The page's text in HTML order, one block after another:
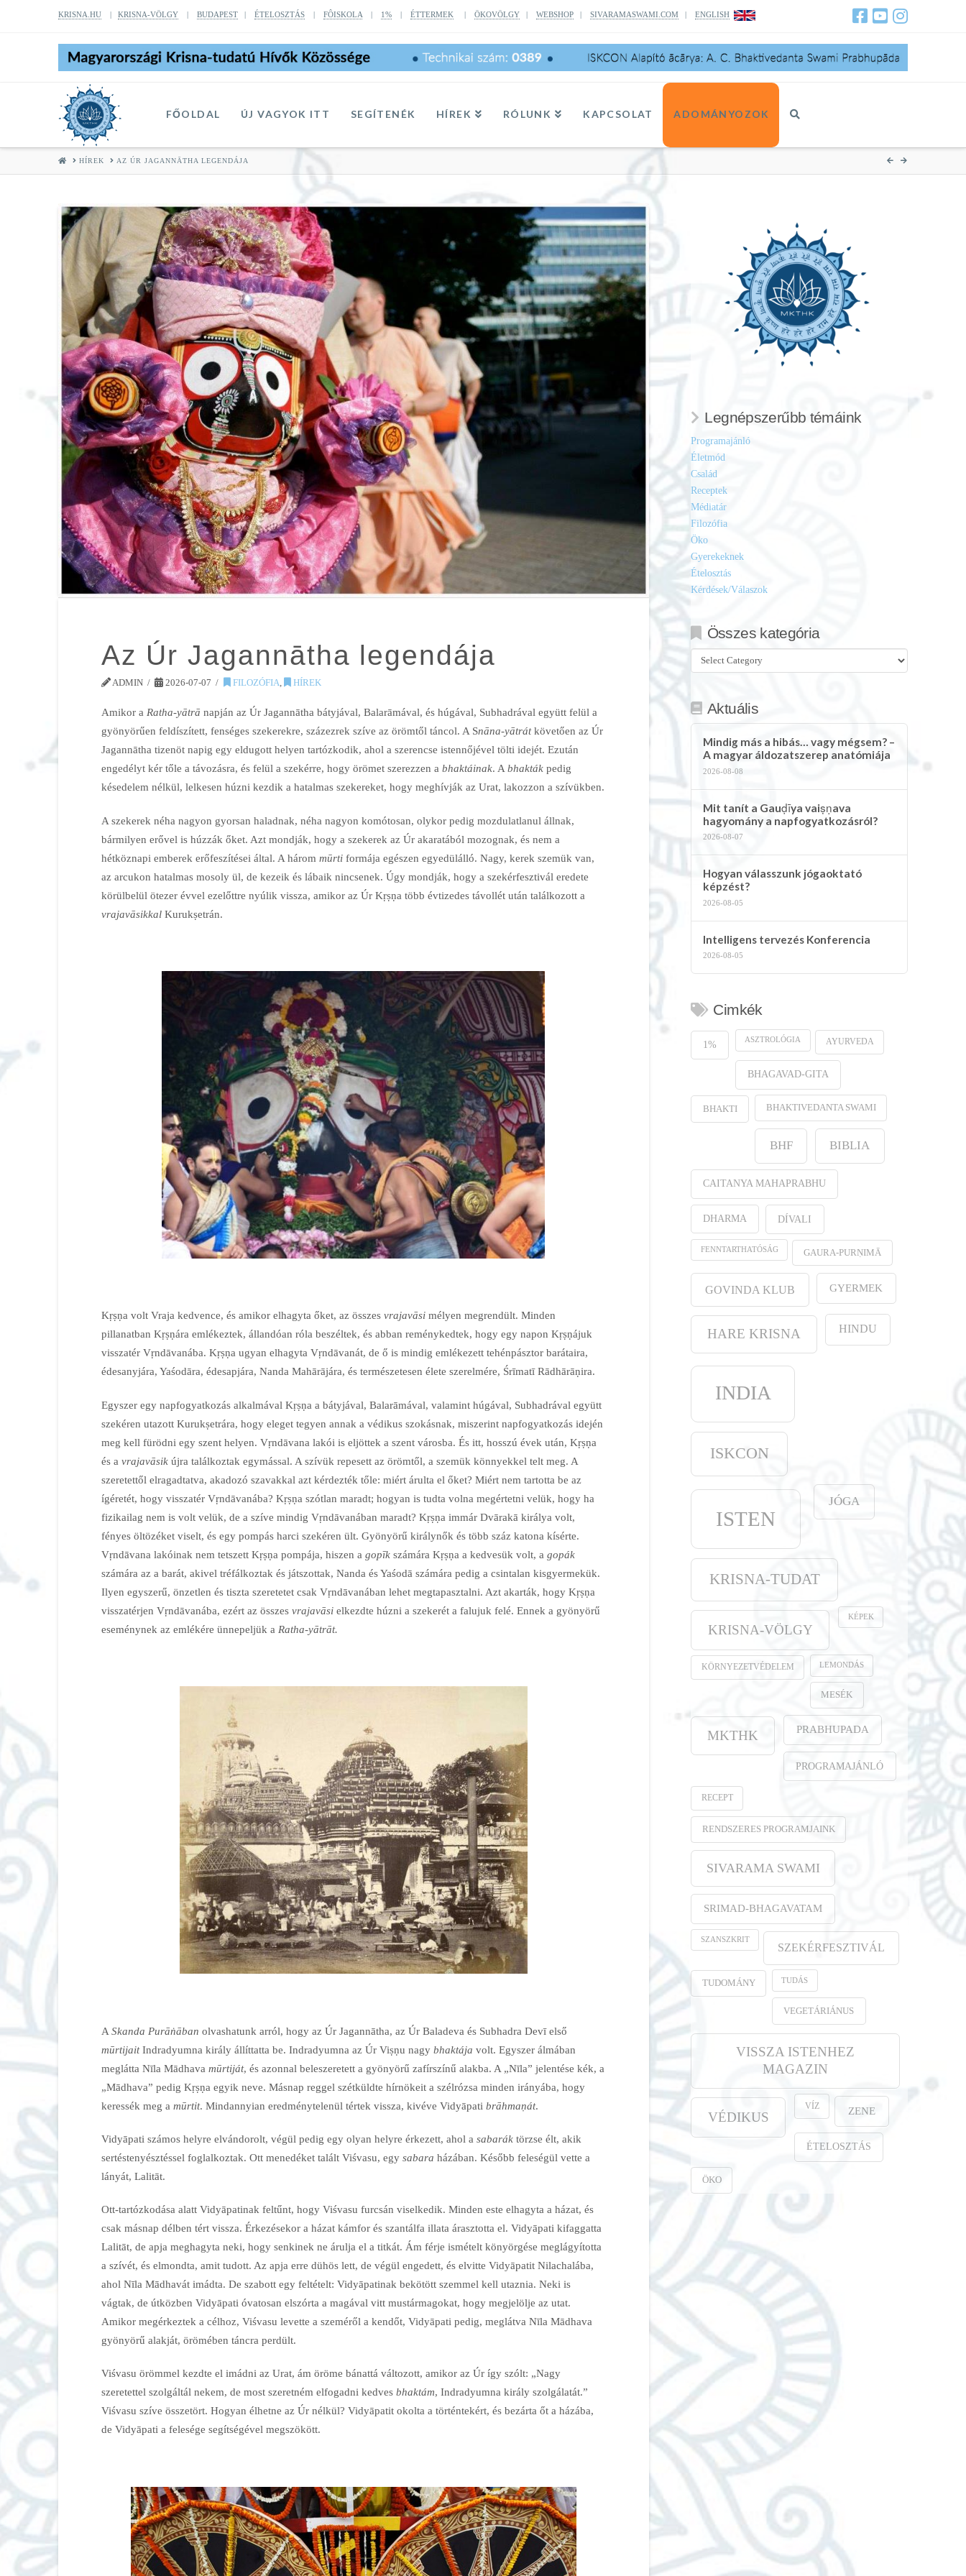
KRISNA.HU| KRISNA-VÖLGY| BUDAPEST| ÉTELOSZTÁS| FÔISKOLA| 1%| ÉTTERMEK | ÖKOVÖLGY| WEBSHOP| SIVARAMASWAMI.COM| ENGLISH
FŐOLDAL ÚJ VAGYOK ITT SEGÍTENÉK HÍREK RÓLUNK KAPCSOLAT ADOMÁNYOZOK
HOMEHÍREK AZ ÚR JAGANNĀTHA LEGENDÁJA
Az Úr Jagannātha legendája
ADMIN 2026-07-07 FILOZÓFIA, HÍREK
Amikor a Ratha-yātrā napján az Úr Jagannātha bátyjával, Balarāmával, és húgával, Subhadrával együtt felül a
gyönyörűen feldíszített, fenséges szekerekre, százezrek szíve az örömtől táncol. A Snāna-yātrátkövetően az Úr
Jagannātha tizenöt napig egy eldugott helyen tartózkodik, ahol a szerencse istennőjével tölti idejét. Ezután
engedélyt kér tőle a távozásra, és felül a szekérre, hogy örömet szerezzen a bhaktáinak. A bhaktákpedig
késedelem nélkül, lelkesen húzni kezdik a hatalmas szekereket, hogy meghívják az Urat, lakozzon a szívükben.
A szekerek néha nagyon gyorsan haladnak, néha nagyon komótosan, olykor pedig mozdulatlanul állnak,
bármilyen erővel is húzzák őket. Azt mondják, hogy a szekerek az Úr akaratából mozognak, és nem a
hétköznapi emberek erőfeszítései által. A három mūrtiformája egészen egyedülálló. Nagy, kerek szemük van,
az arcukon hatalmas mosoly ül, de kezeik és lábaik nincsenek. Úgy mondják, hogy a szekérfesztivál eredete
körülbelül ötezer évvel ezelőttre nyúlik vissza, amikor az Úr Kṛṣṇa több évtizedes távollét után találkozott a
vrajavāsikkalKurukṣetrán.
Kṛṣṇa volt Vraja kedvence, és amikor elhagyta őket, az összes vrajavāsimélyen megrendült. Minden
pillanatban Kṛṣṇára emlékeztek, állandóan róla beszéltek, és abban reménykedtek, hogy egy napon Kṛṣṇájuk
visszatér Vṛndāvanába. Kṛṣṇa ugyan elhagyta Vṛndāvanát, de ő is mindig emlékezett tehénpásztor barátaira,
édesanyjára, Yaśodāra, édesapjára, Nanda Mahārājára, és természetesen élete szerelmére, Śrīmatī Rādhārāṇira.
Egyszer egy napfogyatkozás alkalmával Kṛṣṇa a bátyjával, Balarāmával, valamint húgával, Subhadrával együtt
szekéren utazott Kurukṣetrára, hogy eleget tegyen annak a védikus szokásnak, miszerint napfogyatkozás idején
meg kell fürödni egy szent helyen. Vṛndāvana lakói is eljöttek a szent városba. És itt, hosszú évek után, Kṛṣṇa
és a vrajavāsikújra találkoztak egymással. A szívük repesett az örömtől, a szemük könnyekkel telt meg. A
szeretettől elragadtatva, akadozó szavakkal azt kérdezték tőle: miért árulta el őket? Miért nem tartotta be az
ígéretét, hogy visszatér Vṛndāvanába? Kṛṣṇa szótlan maradt; hogyan is tudta volna megértetni velük, hogy ha
fizikailag nem is volt velük, de a szíve mindig Vṛndāvanában maradt? Kṛṣṇa immár Dvārakā királya volt,
fényes öltözéket viselt, és egy pompás harci szekéren ült. Gyönyörű királynők és több száz katona kísérte.
Vṛndāvana lakóinak nem tetszett Kṛṣṇa pompája, hiszen a gopīkszámára Kṛṣṇa a kedvesük volt, a gopák
számára az a barát, akivel tréfálkoztak és játszottak, Nanda és Yaśodā számára pedig a csintalan kisgyermekük.
Ilyen egyszerű, önzetlen és tiszta szeretetet csak Vṛndāvanában lehet megtapasztalni. Azt akarták, hogy Kṛṣṇa
visszatérjen Vṛndāvanába, ezért az összes vrajavāsielkezdte húzni a szekerét a falujuk felé. Ennek a gyönyörű
eseménynek az emlékére ünnepeljük a Ratha-yātrāt.
A Skanda Purāṅāban olvashatunk arról, hogy az Úr Jagannātha, az Úr Baladeva és Subhadra Devī első
mūrtijaitIndradyumna király állíttatta be. Indradyumna az Úr Viṣṇu nagy bhaktája volt. Egyszer álmában
meglátta Nīla Mādhava mūrtiját, és azonnal beleszeretett a gyönyörű zafírszínű alakba. A „Nīla” jelentése kék, a
„Mādhava” pedig Kṛṣṇa egyik neve. Másnap reggel szétküldte hírnökeit a szélrózsa minden irányába, hogy
keressék meg a mūrtit. Mindannyian eredménytelenül tértek vissza, kivéve Vidyāpati brāhmaṇát.
Vidyāpati számos helyre elvándorolt, végül pedig egy olyan helyre érkezett, ahol a sabarák törzse élt, akik
sertéstenyésztéssel foglalkoztak. Ott menedéket talált Viśvasu, egy sabara házában. Később feleségül vette a
lányát, Lalitāt.
Ott-tartózkodása alatt Vidyāpatinak feltűnt, hogy Viśvasu furcsán viselkedik. Minden este elhagyta a házat, és
csak másnap délben tért vissza. Érkezésekor a házat kámfor és szantálfa illata árasztotta el. Vidyāpati kifaggatta
Lalitāt, de apja meghagyta neki, hogy senkinek ne árulja el a titkát. Ám férje ismételt könyörgése meglágyította
a szívét, és elmondta, amit tudott. Az apja erre dühös lett, de végül engedett, és elvitte Vidyāpatit Nilachalába,
ahol Nīla Mādhavát imádta. De szabott egy feltételt: Vidyāpatinak bekötött szemmel kell utaznia. Neki is
vágtak, de útközben Vidyāpati óvatosan elszórta a magával vitt mustármagokat, hogy megjelölje az utat.
Amikor megérkeztek a célhoz, Viśvasu levette a szeméről a kendőt, Vidyāpati pedig, meglátva Nīla Mādhava
gyönyörű alakját, örömében táncra perdült.
Viśvasu örömmel kezdte el imádni az Urat, ám öröme bánattá változott, amikor az Úr így szólt: „Nagy
szeretettel szolgáltál nekem, de most szeretném elfogadni kedves bhaktám, Indradyumna király szolgálatát.”
Viśvasu szíve összetört. Hogyan élhetne az Úr nélkül? Vidyāpatit okolta a történtekért, és bezárta őt a házába,
de Vidyāpati a felesége segítségével megszökött.
Legnépszerűbb témáink
Programajánló
Életmód
Család
Receptek
Médiatár
Filozófia
Öko
Gyerekeknek
Ételosztás
Kérdések/Válaszok
Összes kategória
Összes
kategória
Aktuális
Mindig más a hibás… vagy mégsem? –
A magyar áldozatszerep anatómiája
2026-08-08
Mit tanít a Gauḍīya vaiṣṇava
hagyomány a napfogyatkozásról?
2026-08-07
Hogyan válasszunk jógaoktató
képzést?
2026-08-05
Intelligens tervezés Konferencia
2026-08-05
Cimkék
1% ASZTROLÓGIA AYURVEDA
BHAGAVAD-GITA
BHAKTI BHAKTIVEDANTA SWAMI
BHF BIBLIA
CAITANYA MAHAPRABHU
DHARMA DÍVALI
FENNTARTHATÓSÁG GAURA-PURṆIMĀ
GOVINDA KLUB GYERMEK
HARE KRISNA HINDU
INDIA
ISKCON
ISTEN
JÓGA
KRISNA-TUDAT
KRISNA-VÖLGY
KÉPEK
KÖRNYEZETVÉDELEM LEMONDÁS
MESÉK
MKTHK PRABHUPADA
PROGRAMAJÁNLÓ
RECEPT
RENDSZERES PROGRAMJAINK
SIVARAMA SWAMI
SRIMAD-BHAGAVATAM
SZANSZKRIT
SZEKÉRFESZTIVÁL
TUDOMÁNY TUDÁS
VEGETÁRIÁNUS
VISSZA ISTENHEZ
MAGAZIN
VÉDIKUS
VÍZ ZENE
ÉTELOSZTÁS
ÖKO